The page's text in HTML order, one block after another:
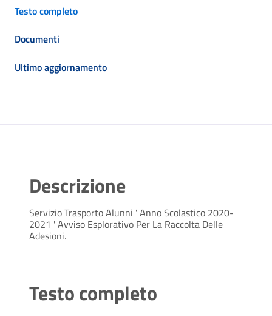
Testo completo
Documenti
Ultimo aggiornamento
Descrizione
Servizio Trasporto Alunni ' Anno Scolastico 2020-
2021 ' Avviso Esplorativo Per La Raccolta Delle
Adesioni.
Testo completo